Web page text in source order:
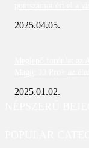
2025.04.05.
2025.01.02.